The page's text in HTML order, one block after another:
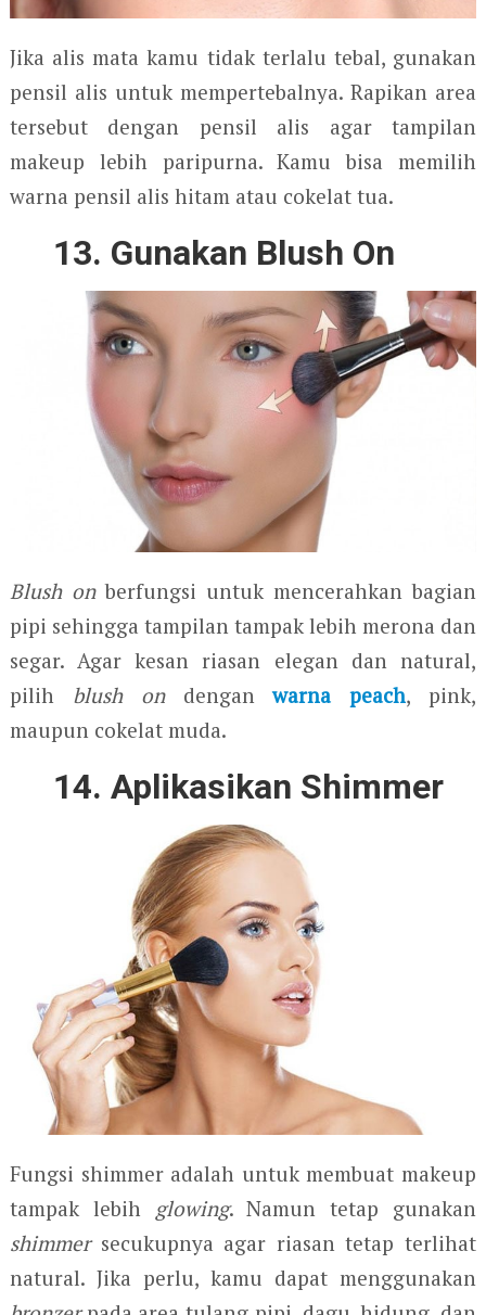
Jika alis mata kamu tidak terlalu tebal, gunakan
pensil alis untuk mempertebalnya. Rapikan area
tersebut dengan pensil alis agar tampilan
makeup lebih paripurna. Kamu bisa memilih
warna pensil alis hitam atau cokelat tua.
13. Gunakan Blush On
Blush onberfungsi untuk mencerahkan bagian
pipi sehingga tampilan tampak lebih merona dan
segar. Agar kesan riasan elegan dan natural,
pilih blush ondenganwarna peach, pink,
maupun cokelat muda.
14. Aplikasikan Shimmer
Fungsi shimmer adalah untuk membuat makeup
tampak lebih glowing. Namun tetap gunakan
shimmer secukupnya agar riasan tetap terlihat
natural. Jika perlu, kamu dapat menggunakan